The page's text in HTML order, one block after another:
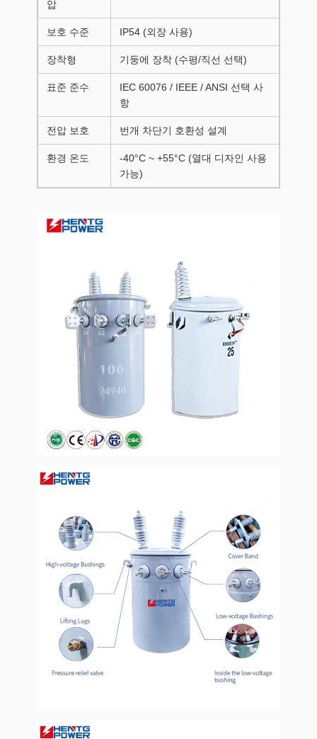
압
보호 수준 IP54 (외장 사용)
장착형 기둥에 장착 (수평/직선 선택)
표준 준수
IEC 60076 / IEEE / ANSI 선택 사
항
전압 보호 번개 차단기 호환성 설계
환경 온도
-40°C ~ +55°C (열대 디자인 사용
가능)